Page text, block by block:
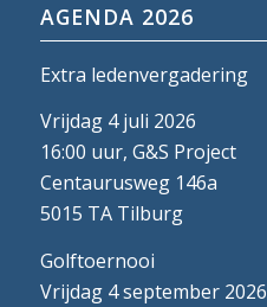
AGENDA 2026
Extra ledenvergadering
Vrijdag 4 juli 2026
16:00 uur, G&S Project
Centaurusweg 146a
5015 TA Tilburg
Golftoernooi
Vrijdag 4 september 2026